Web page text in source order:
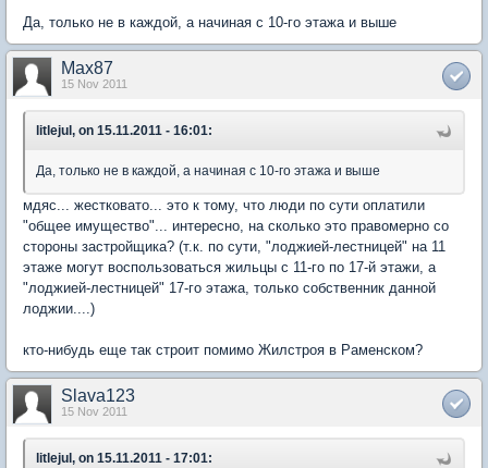
Да, только не в каждой, а начиная с 10-го этажа и выше
Max87
15 Nov 2011
litlejul, on 15.11.2011 - 16:01:
Да, только не в каждой, а начиная с 10-го этажа и выше
мдяс... жестковато... это к тому, что люди по сути оплатили
"общее имущество"... интересно, на сколько это правомерно со
стороны застройщика? (т.к. по сути, "лоджией-лестницей" на 11
этаже могут воспользоваться жильцы с 11-го по 17-й этажи, а
"лоджией-лестницей" 17-го этажа, только собственник данной
лоджии....)
кто-нибудь еще так строит помимо Жилстроя в Раменском?
Slava123
15 Nov 2011
litlejul, on 15.11.2011 - 17:01: